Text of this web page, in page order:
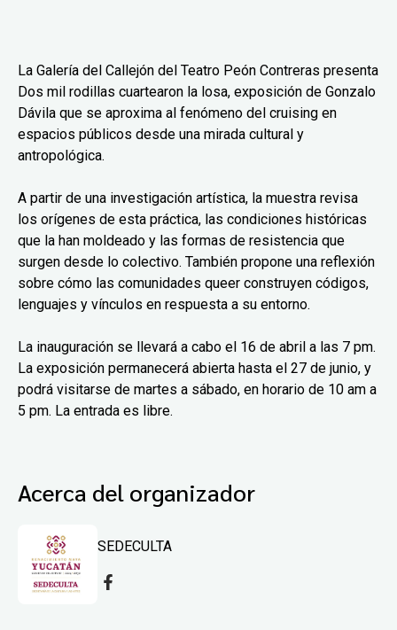
La Galería del Callejón del Teatro Peón Contreras presenta
Dos mil rodillas cuartearon la losa, exposición de Gonzalo
Dávila que se aproxima al fenómeno del cruising en
espacios públicos desde una mirada cultural y
antropológica.
A partir de una investigación artística, la muestra revisa
los orígenes de esta práctica, las condiciones históricas
que la han moldeado y las formas de resistencia que
surgen desde lo colectivo. También propone una reflexión
sobre cómo las comunidades queer construyen códigos,
lenguajes y vínculos en respuesta a su entorno.
La inauguración se llevará a cabo el 16 de abril a las 7 pm.
La exposición permanecerá abierta hasta el 27 de junio, y
podrá visitarse de martes a sábado, en horario de 10 am a
5 pm. La entrada es libre.
Acerca del organizador
SEDECULTA